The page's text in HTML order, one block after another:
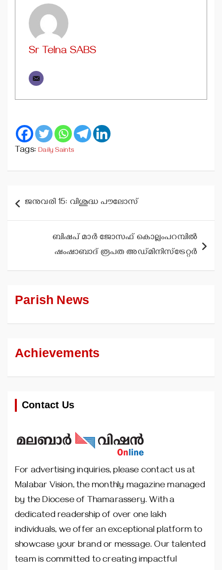
Sr Telna SABS
Tags: Daily Saints
navigation
ജനുവരി 15: വിശുദ്ധ പൗലോസ്
ബിഷപ് മാര്‍ ജോസഫ് കൊല്ലംപറമ്പില്‍
ഷംഷാബാദ് രൂപത അഡ്മിനിസ്‌ട്രേറ്റര്‍
Parish News
Achievements
Contact Us
For advertising inquiries, please contact us at
Malabar Vision, the monthly magazine managed
by the Diocese of Thamarassery. With a
dedicated readership of over one lakh
individuals, we offer an exceptional platform to
showcase your brand or message. Our talented
team is committed to creating impactful